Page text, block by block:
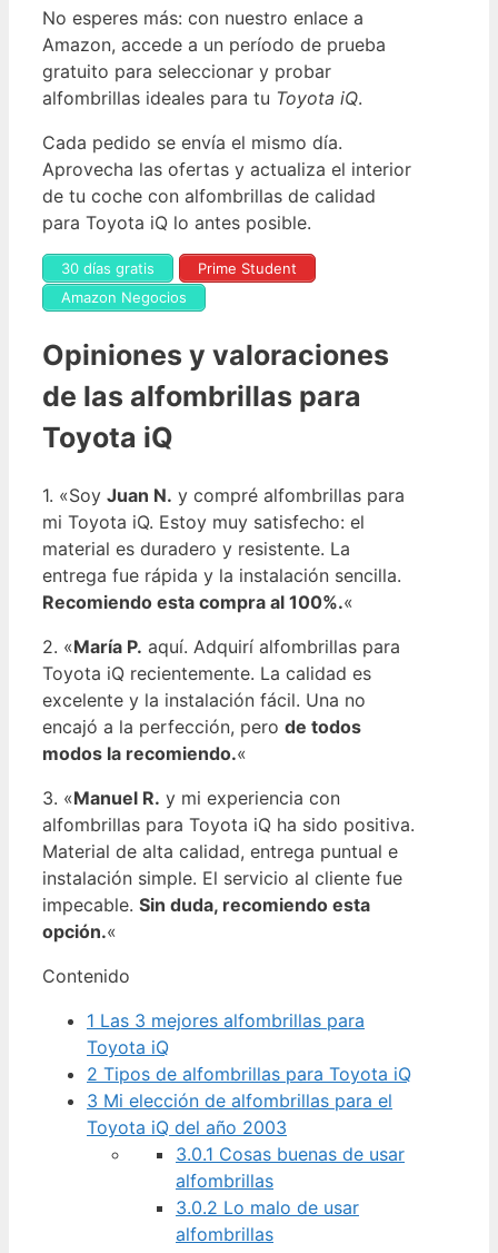
No esperes más: con nuestro enlace a
Amazon, accede a un período de prueba
gratuito para seleccionar y probar
alfombrillas ideales para tu Toyota iQ.
Cada pedido se envía el mismo día.
Aprovecha las ofertas y actualiza el interior
de tu coche con alfombrillas de calidad
para Toyota iQ lo antes posible.
30 días gratis
Prime Student
Amazon Negocios
Opiniones y valoraciones
de las alfombrillas para
Toyota iQ
1. «Soy Juan N. y compré alfombrillas para
mi Toyota iQ. Estoy muy satisfecho: el
material es duradero y resistente. La
entrega fue rápida y la instalación sencilla.
Recomiendo esta compra al 100%.«
2. «María P. aquí. Adquirí alfombrillas para
Toyota iQ recientemente. La calidad es
excelente y la instalación fácil. Una no
encajó a la perfección, pero de todos
modos la recomiendo.«
3. «Manuel R. y mi experiencia con
alfombrillas para Toyota iQ ha sido positiva.
Material de alta calidad, entrega puntual e
instalación simple. El servicio al cliente fue
impecable. Sin duda, recomiendo esta
opción.«
Contenido
1 Las 3 mejores alfombrillas para
Toyota iQ
2 Tipos de alfombrillas para Toyota iQ
3 Mi elección de alfombrillas para el
Toyota iQ del año 2003
3.0.1 Cosas buenas de usar
alfombrillas
3.0.2 Lo malo de usar
alfombrillas